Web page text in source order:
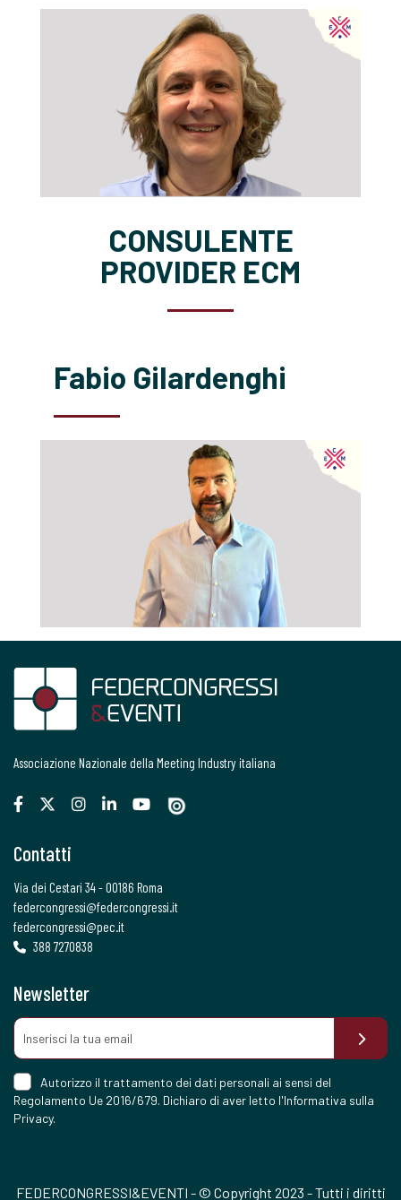
CONSULENTE
PROVIDER ECM
Fabio Gilardenghi
Associazione Nazionale della Meeting Industry italiana
Contatti
Via dei Cestari 34 - 00186 Roma
federcongressi@federcongressi.it
federcongressi@pec.it
388 7270838
Newsletter
Autorizzo il trattamento dei dati personali ai sensi del
Regolamento Ue 2016/679. Dichiaro di aver letto l'Informativa sulla
Privacy.
FEDERCONGRESSI&EVENTI - © Copyright 2023 - Tutti i diritti